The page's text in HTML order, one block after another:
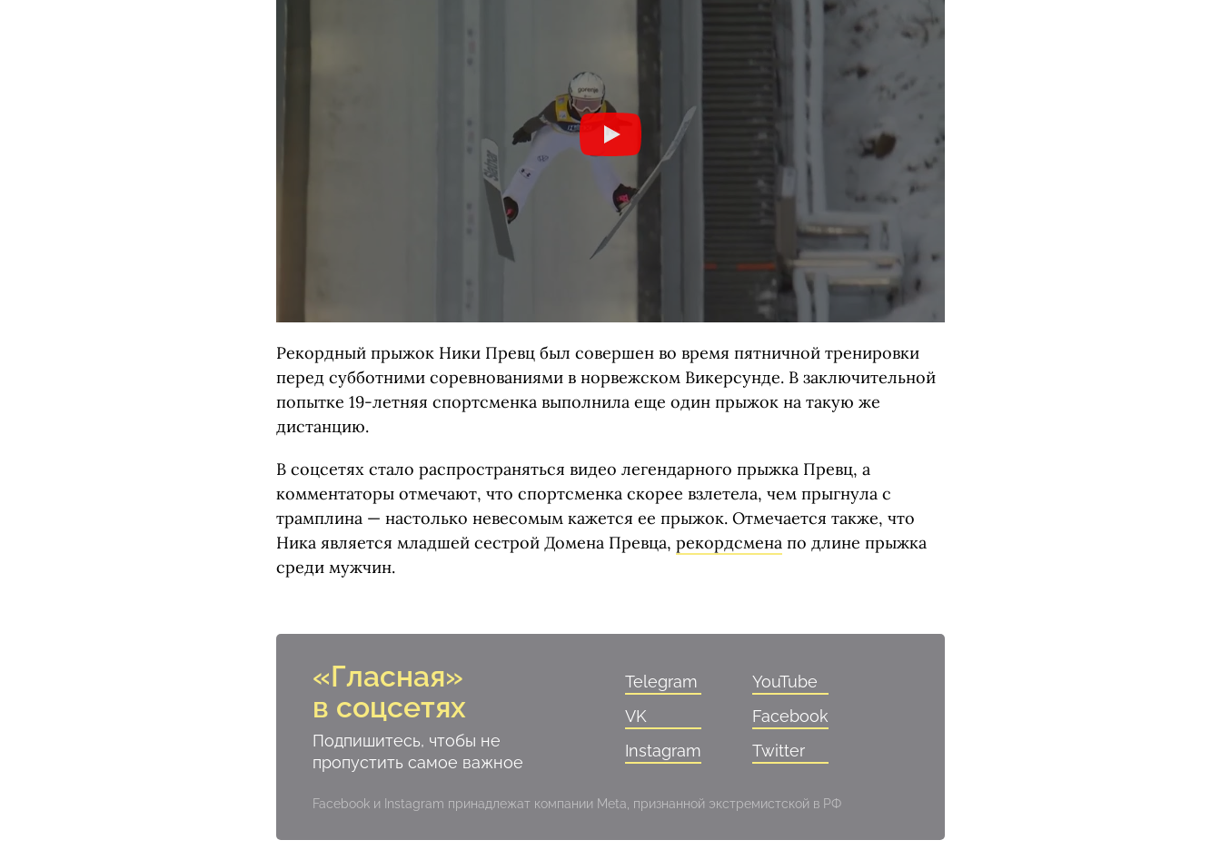
Рекордный прыжок Ники Превц был совершен во время пятничной тренировки
перед субботними соревнованиями в норвежском Викерсунде. В заключительной
попытке 19‑летняя спортсменка выполнила еще один прыжок на такую ​​же
дистанцию.
В соцсетях стало распространяться видео легендарного прыжка Превц, а
комментаторы отмечают, что спортсменка скорее взлетела, чем прыгнула с
трамплина — настолько невесомым кажется ее прыжок. Отмечается также, что
Ника является младшей сестрой Домена Превца, рекордсмена по длине прыжка
среди мужчин.
«Гласная»
в соцсетях
Подпишитесь, чтобы не
пропустить самое важное
Telegram
YouTube
VK
Facebook
Instagram
Twitter
Facebook и Instagram принадлежат компании Meta, признанной экстремистской в РФ